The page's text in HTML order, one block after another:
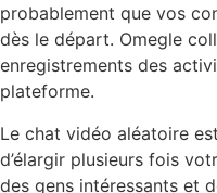
probablement que vos
dès le départ. Omegle
enregistrements des
plateforme.
Le chat vidéo aléatoire
d’élargir plusieurs fois
des gens intéressants et